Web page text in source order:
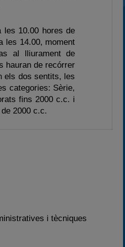
les 10.00 hores de
les 14.00, moment
al lliurament de
hauran de recórrer
els dos sentits, les
categories: Sèrie,
fins 2000 c.c. i
2000 c.c.
i tècniques